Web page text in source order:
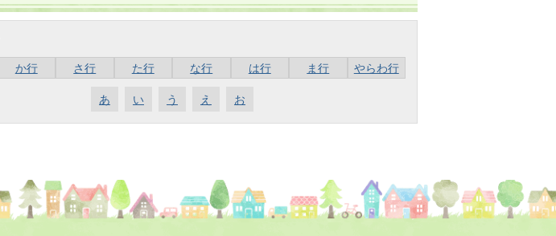
か行 さ行 た行 な行 は行 ま行 やらわ行
あ い う え お